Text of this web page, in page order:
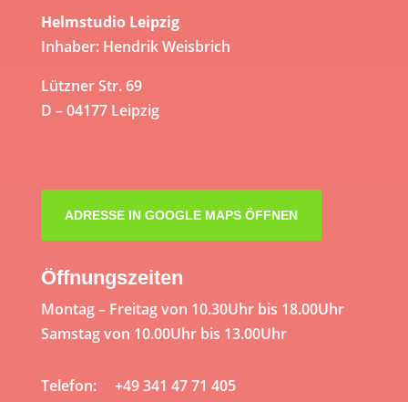
Helmstudio Leipzig
Inhaber: Hendrik Weisbrich
Lützner Str. 69
D – 04177 Leipzig
ADRESSE IN GOOGLE MAPS ÖFFNEN
Öffnungszeiten
Montag – Freitag von 10.30Uhr bis 18.00Uhr
Samstag von 10.00Uhr bis 13.00Uhr
Telefon: +49 341 47 71 405